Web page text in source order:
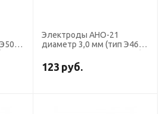
Электроды АНО-21
диаметр 3,0 мм (тип Э46,
(пачка 5 кг, Ярославль)
123 руб.